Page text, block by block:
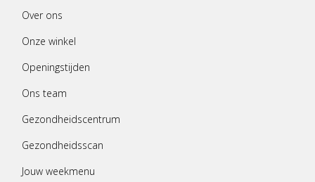
Over ons
Onze winkel
Openingstijden
Ons team
Gezondheidscentrum
Gezondheidsscan
Jouw weekmenu